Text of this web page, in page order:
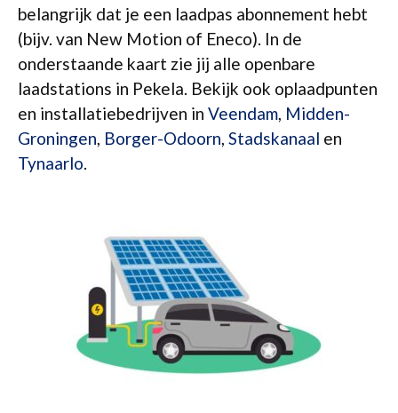
belangrijk dat je een laadpas abonnement hebt
(bijv. van New Motion of Eneco). In de
onderstaande kaart zie jij alle openbare
laadstations in Pekela. Bekijk ook oplaadpunten
en installatiebedrijven in Veendam, Midden-
Groningen, Borger-Odoorn, Stadskanaal en
Tynaarlo.